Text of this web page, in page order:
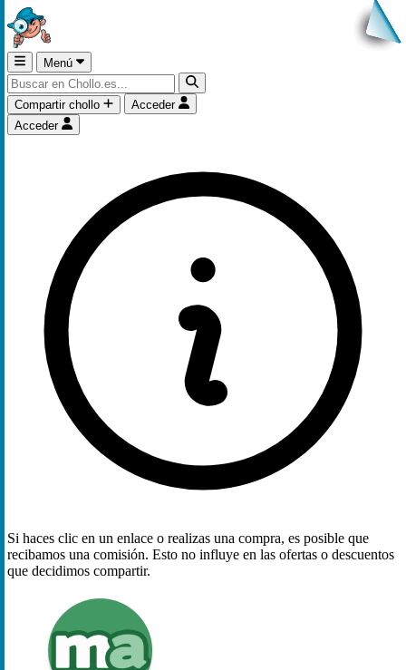
Menú
Compartir chollo
Acceder
Acceder
Si haces clic en un enlace o realizas una compra, es posible que
recibamos una comisión. Esto no influye en las ofertas o descuentos
que decidimos compartir.